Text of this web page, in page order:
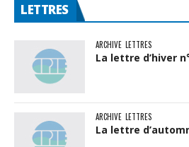
LETTRES
ARCHIVE LETTRES
La lettre d’hiver
ARCHIVE LETTRES
La lettre